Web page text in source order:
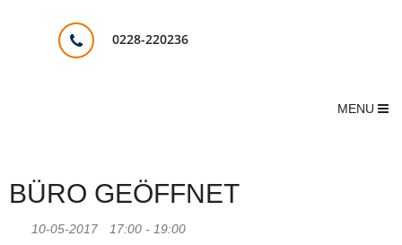
0228-220236
MENU
BÜRO GEÖFFNET
10-05-2017 17:00 - 19:00